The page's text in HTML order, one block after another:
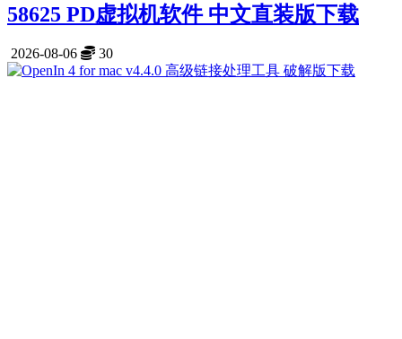
58625 PD虚拟机软件 中文直装版下载
2026-08-06 30